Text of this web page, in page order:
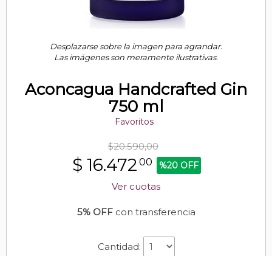
Desplazarse sobre la imagen para agrandar.
Las imágenes son meramente ilustrativas.
Aconcagua Handcrafted Gin
750 ml
Favoritos
$20.590,00
$ 16.472 00 %20 OFF
Ver cuotas
5% OFFcon transferencia
Cantidad: